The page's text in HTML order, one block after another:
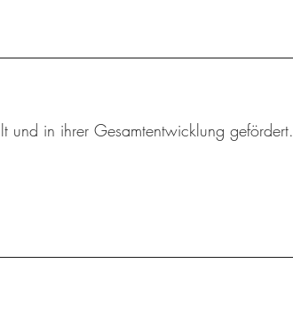
und in ihrer Gesamtentwicklung gefördert.